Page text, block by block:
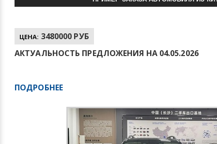
ЦЕНА: 3480000 РУБ
АКТУАЛЬНОСТЬ ПРЕДЛОЖЕНИЯ НА 04.05.2026
ПОДРОБНЕЕ